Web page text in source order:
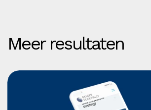
Meer resultaten